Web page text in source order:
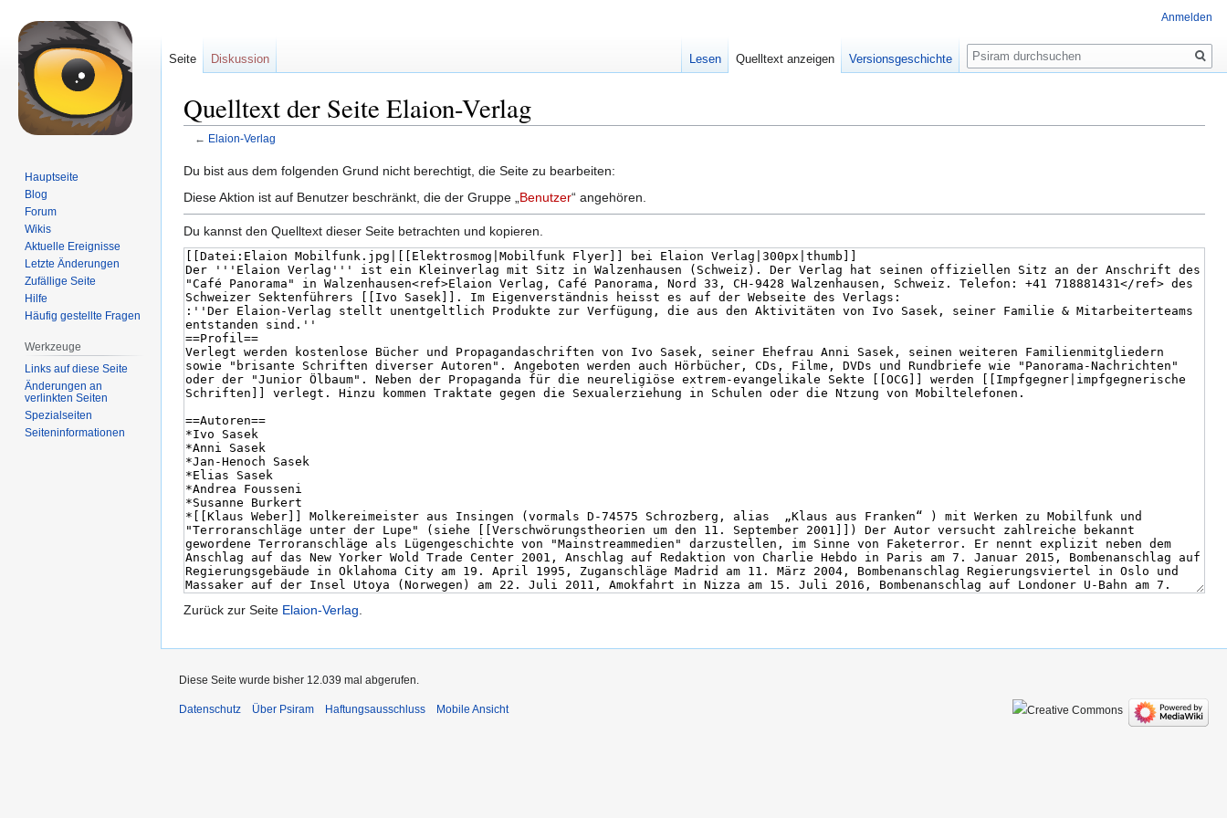
Quelltext der Seite Elaion-Verlag
← Elaion-Verlag
Zur
Navigation
Zur
Suche
Du bist aus dem folgenden Grund nicht berechtigt, die Seite zu bearbeiten:
Diese Aktion ist auf Benutzer beschränkt, die der Gruppe „ Benutzer“ angehören.
Du kannst den Quelltext dieser Seite betrachten und kopieren.
Zurück zur Seite Elaion-Verlag.
Anmelden
Seite Diskussion Lesen Quelltext anzeigen Versionsgeschichte
Suche
Hauptseite
Blog
Forum
Wikis
Aktuelle Ereignisse
Letzte Änderungen
Zufällige Seite
Hilfe
Häufig gestellte Fragen
Werkzeuge
Links auf diese Seite
Änderungen an
verlinkten Seiten
Spezialseiten
Seiten­informationen
Diese Seite wurde bisher 12.039 mal abgerufen.
Datenschutz Über Psiram Haftungsausschluss Mobile Ansicht